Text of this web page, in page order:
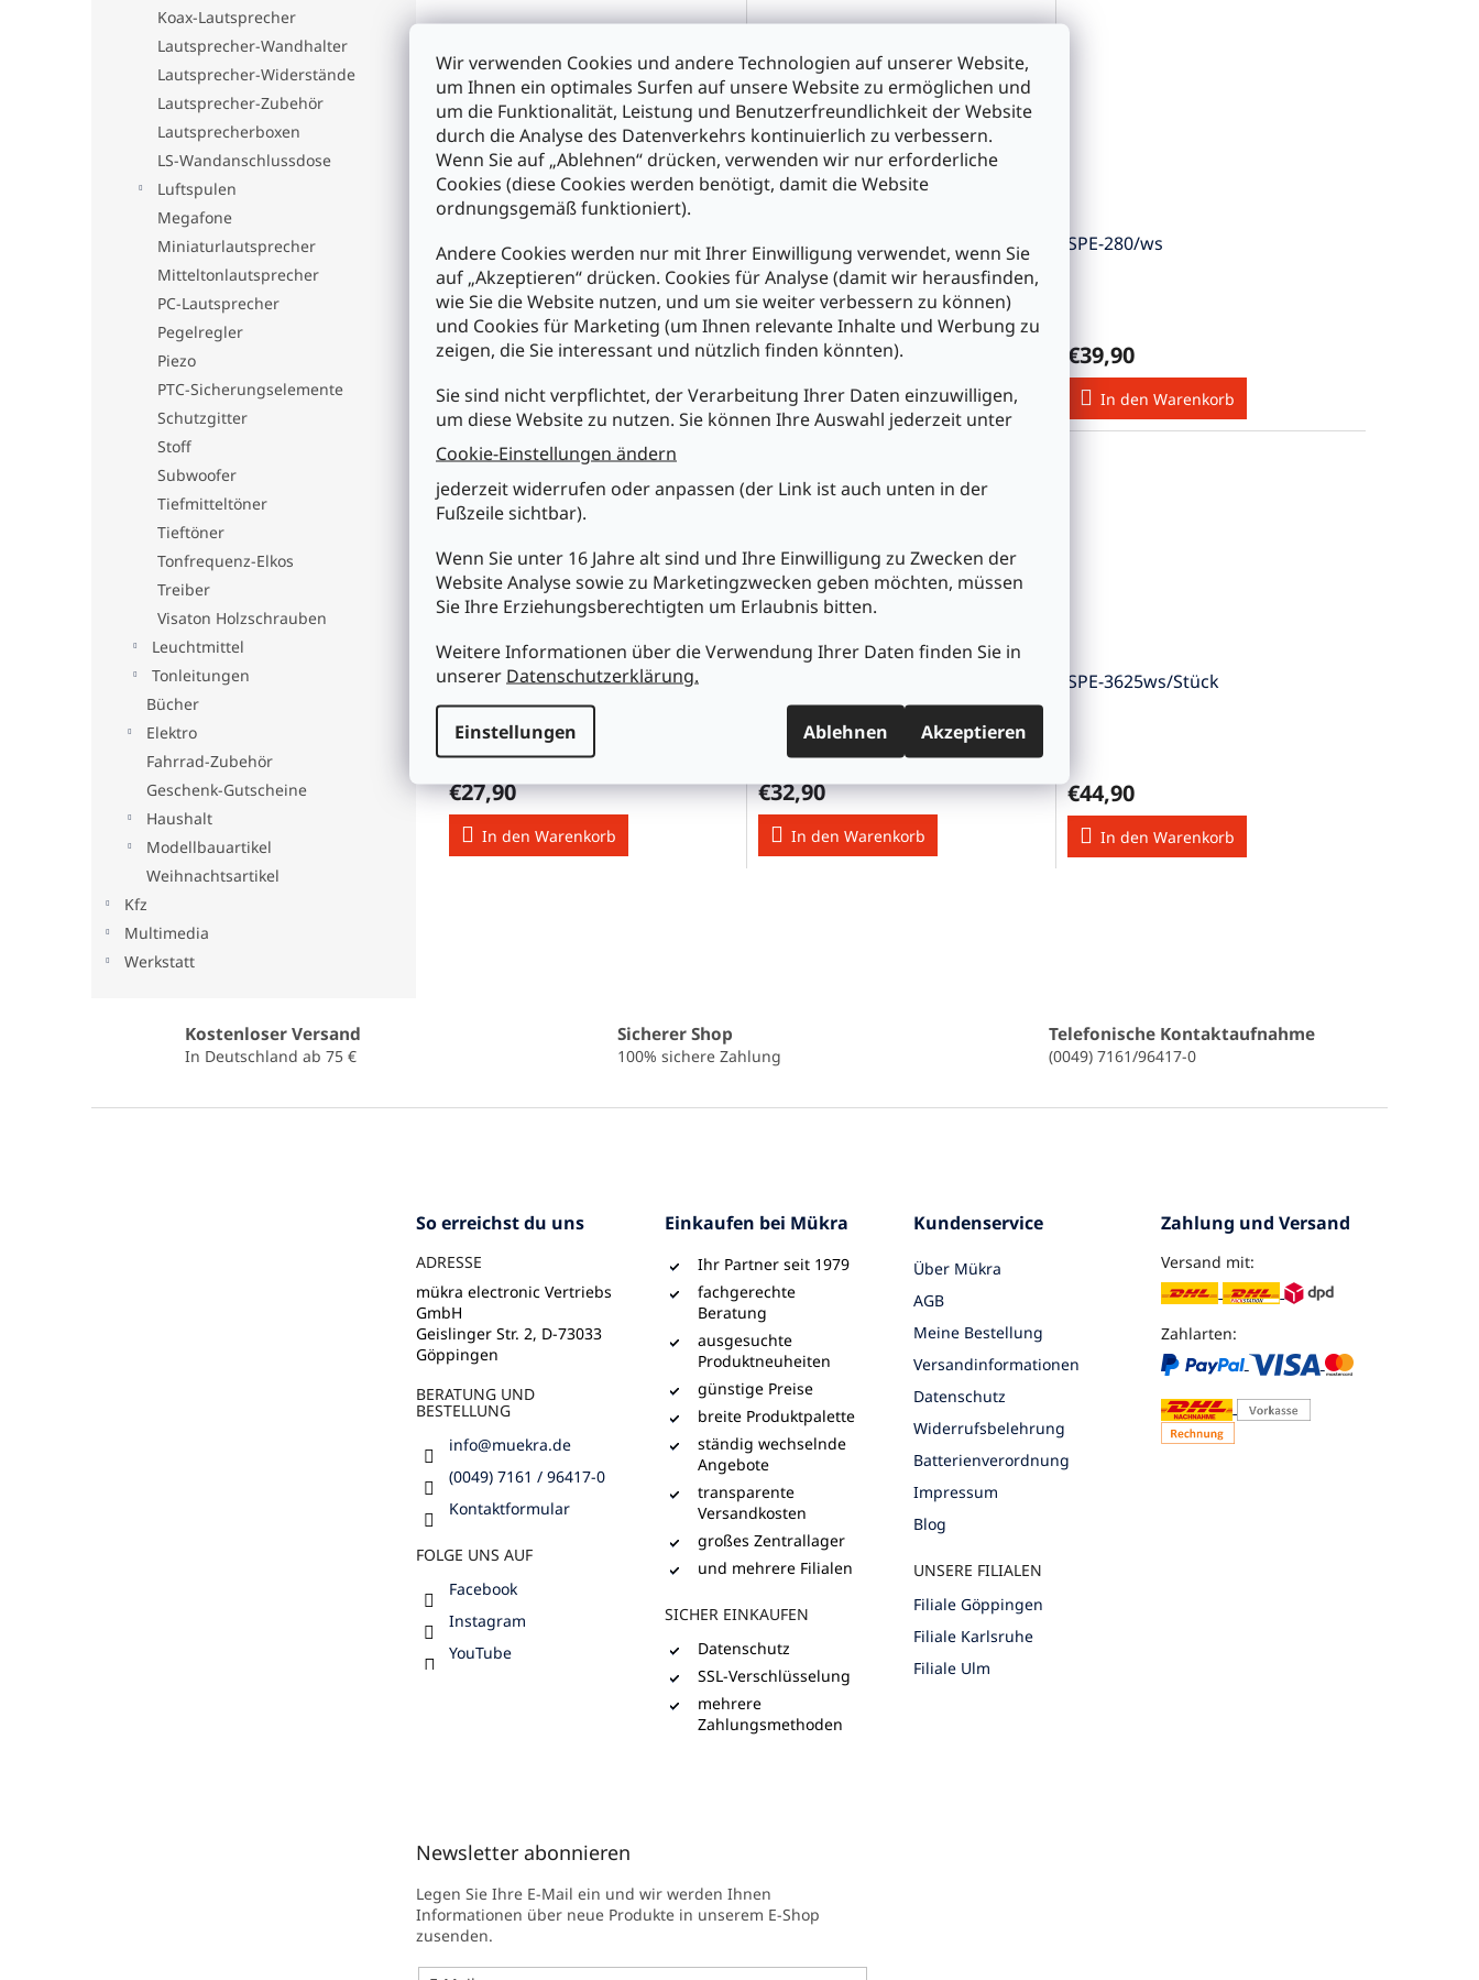
Wir verwenden Cookies und andere Technologien auf unserer Website,
um Ihnen ein optimales Surfen auf unsere Website zu ermöglichen und
um die Funktionalität, Leistung und Benutzerfreundlichkeit der Website
durch die Analyse des Datenverkehrs kontinuierlich zu verbessern.
Wenn Sie auf „Ablehnen“ drücken, verwenden wir nur erforderliche
Cookies (diese Cookies werden benötigt, damit die Website
ordnungsgemäß funktioniert).
Andere Cookies werden nur mit Ihrer Einwilligung verwendet, wenn Sie
auf „Akzeptieren“ drücken. Cookies für Analyse (damit wir herausfinden,
wie Sie die Website nutzen, und um sie weiter verbessern zu können)
und Cookies für Marketing (um Ihnen relevante Inhalte und Werbung zu
zeigen, die Sie interessant und nützlich finden könnten).
Sie sind nicht verpflichtet, der Verarbeitung Ihrer Daten einzuwilligen,
um diese Website zu nutzen. Sie können Ihre Auswahl jederzeit unter
Cookie-Einstellungen ändern
jederzeit widerrufen oder anpassen (der Link ist auch unten in der
Fußzeile sichtbar).
Wenn Sie unter 16 Jahre alt sind und Ihre Einwilligung zu Zwecken der
Website Analyse sowie zu Marketingzwecken geben möchten, müssen
Sie Ihre Erziehungsberechtigten um Erlaubnis bitten.
Weitere Informationen über die Verwendung Ihrer Daten finden Sie in
unserer Datenschutzerklärung.
Einstellungen Ablehnen Akzeptieren
Koax-Lautsprecher
Lautsprecher-Wandhalter
Lautsprecher-Widerstände
Lautsprecher-Zubehör
Lautsprecherboxen
LS-Wandanschlussdose
Luftspulen
Megafone
Miniaturlautsprecher
Mitteltonlautsprecher
PC-Lautsprecher
Pegelregler
Piezo
PTC-Sicherungselemente
Schutzgitter
Stoff
Subwoofer
Tiefmitteltöner
Tieftöner
Tonfrequenz-Elkos
Treiber
Visaton Holzschrauben
Leuchtmittel
Tonleitungen
Bücher
Elektro
Fahrrad-Zubehör
Geschenk-Gutscheine
Haushalt
Modellbauartikel
Weihnachtsartikel
Kfz
Multimedia
Werkstatt
SPE-2222/Stück
€34,90
In den Warenkorb
SPE-265ws/Paar
€77,90
In den Warenkorb
SPE-280/ws
€39,90
In den Warenkorb
SPE-2819ws/Stück
€27,90
In den Warenkorb
€32,90
In den Warenkorb
SPE-3625ws/Stück
€44,90
In den Warenkorb
e
Kostenloser Versand
In Deutschland ab 75 €
Sicherer Shop
100% sichere Zahlung
Telefonische Kontaktaufnahme
(0049) 7161/96417-0
So erreichst du uns
ADRESSE
mükra electronic Vertriebs
GmbH
Geislinger Str. 2, D-73033
Göppingen
BERATUNG UND
BESTELLUNG
info@muekra.de
(0049) 7161 / 96417-0
Kontaktformular
FOLGE UNS AUF
Facebook
Instagram
YouTube
Einkaufen bei Mükra
Ihr Partner seit 1979
fachgerechte
Beratung
ausgesuchte
Produktneuheiten
günstige Preise
breite Produktpalette
ständig wechselnde
Angebote
transparente
Versandkosten
großes Zentrallager
und mehrere Filialen
SICHER EINKAUFEN
Datenschutz
SSL-Verschlüsselung
mehrere
Zahlungsmethoden
Kundenservice
Über Mükra
AGB
Meine Bestellung
Versandinformationen
Datenschutz
Widerrufsbelehrung
Batterienverordnung
Impressum
Blog
UNSERE FILIALEN
Filiale Göppingen
Filiale Karlsruhe
Filiale Ulm
Zahlung und Versand
Versand mit:
Zahlarten:
Newsletter abonnieren
Legen Sie Ihre E-Mail ein und wir werden Ihnen
Informationen über neue Produkte in unserem E-Shop
zusenden.